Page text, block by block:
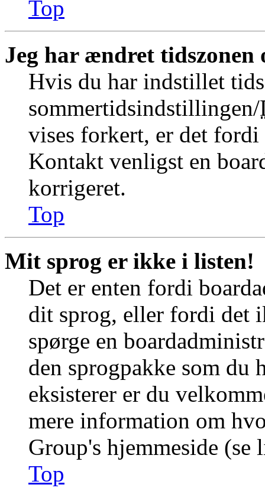
Top
Jeg har ændret
Hvis du har indstillet
sommertidsindstillingen/
vises forkert, er det
Kontakt venligst en
korrigeret.
Top
Mit sprog er ikke i listen!
Det er enten fordi
dit sprog, eller fordi det
spørge en
den sprogpakke som du
eksisterer er du
mere information om
Group's hjemmeside (se
Top